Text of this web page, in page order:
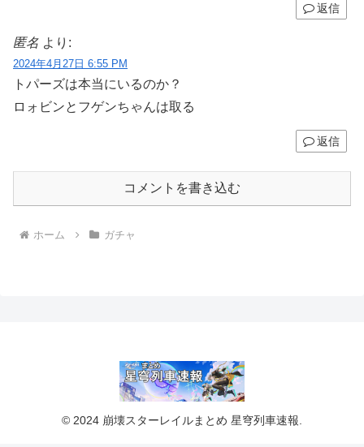
返信
匿名 より:
2024年4月27日 6:55 PM
トパーズは本当にいるのか？
ロォビンとフゲンちゃんは取る
返信
コメントを書き込む
ホーム ガチャ
© 2024 崩壊スターレイルまとめ 星穹列車速報.